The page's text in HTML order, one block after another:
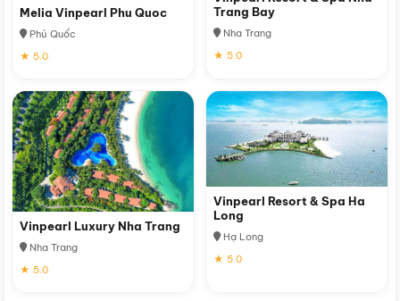
Melia Vinpearl Phu Quoc
Phú Quốc
★ 5.0
Trang Bay
Nha Trang
★ 5.0
Vinpearl Luxury Nha Trang
Nha Trang
★ 5.0
Vinpearl Resort & Spa Ha
Long
Hạ Long
★ 5.0